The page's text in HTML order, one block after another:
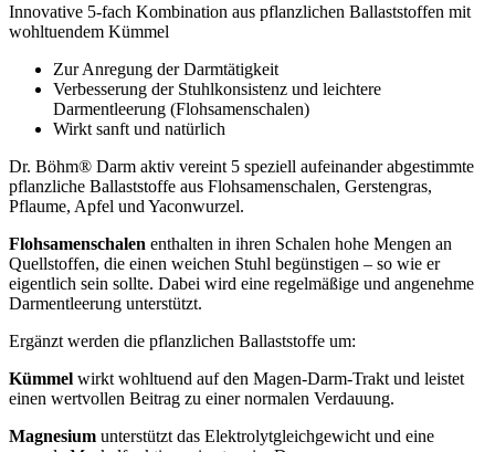
Innovative 5-fach Kombination aus pflanzlichen Ballaststoffen mit
wohltuendem Kümmel
Zur Anregung der Darmtätigkeit
Verbesserung der Stuhlkonsistenz und leichtere
Darmentleerung (Flohsamenschalen)
Wirkt sanft und natürlich
Dr. Böhm® Darm aktiv vereint 5 speziell aufeinander abgestimmte
pflanzliche Ballaststoffe aus Flohsamenschalen, Gerstengras,
Pflaume, Apfel und Yaconwurzel.
Flohsamenschalen enthalten in ihren Schalen hohe Mengen an
Quellstoffen, die einen weichen Stuhl begünstigen – so wie er
eigentlich sein sollte. Dabei wird eine regelmäßige und angenehme
Darmentleerung unterstützt.
Ergänzt werden die pflanzlichen Ballaststoffe um:
Kümmel wirkt wohltuend auf den Magen-Darm-Trakt und leistet
einen wertvollen Beitrag zu einer normalen Verdauung.
Magnesium unterstützt das Elektrolytgleichgewicht und eine